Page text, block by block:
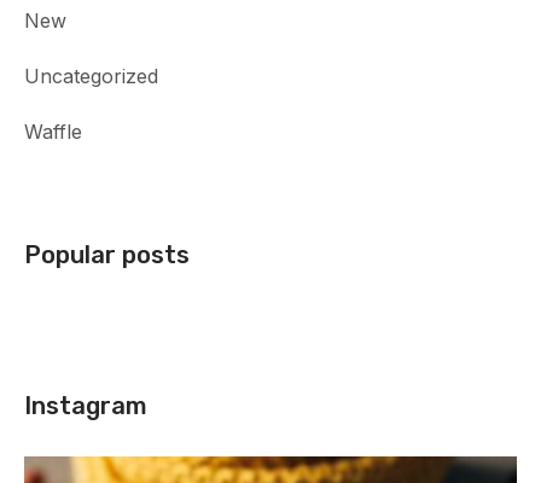
New
Uncategorized
Waffle
Popular posts
Instagram